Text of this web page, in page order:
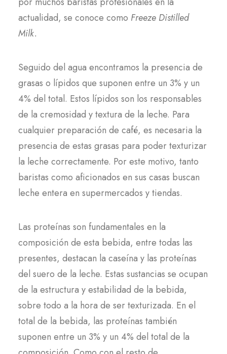
actualidad, se conoce como Freeze Distilled
Milk.
Seguido del agua encontramos la presencia de
grasas o lípidos que suponen entre un 3% y un
4% del total. Estos lípidos son los responsables
de la cremosidad y textura de la leche. Para
cualquier preparación de café, es necesaria la
presencia de estas grasas para poder texturizar
la leche correctamente. Por este motivo, tanto
baristas como aficionados en sus casas buscan
leche entera en supermercados y tiendas.
Las proteínas son fundamentales en la
composición de esta bebida, entre todas las
presentes, destacan la caseína y las proteínas
del suero de la leche. Estas sustancias se ocupan
de la estructura y estabilidad de la bebida,
sobre todo a la hora de ser texturizada. En el
total de la bebida, las proteínas también
suponen entre un 3% y un 4% del total de la